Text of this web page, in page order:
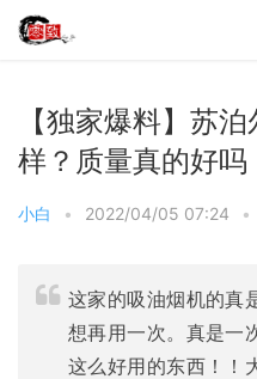
【独家爆料】苏
样？质量真的好吗
小白 • 2022/04/05 07:24 •
这家的吸油烟机的真
想再用一次。真是一
这么好用的东西！！